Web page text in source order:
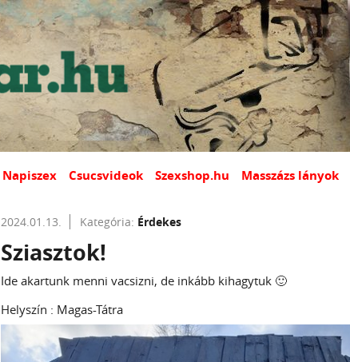
Napiszex Csucsvideok Szexshop.hu Masszázs lányok
2024.01.13. Kategória: Érdekes
Sziasztok!
Ide akartunk menni vacsizni, de inkább kihagytuk 🙂
Helyszín : Magas-Tátra